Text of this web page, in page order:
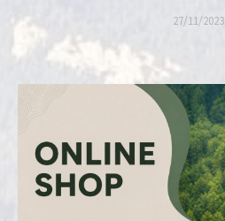
27/11/2023